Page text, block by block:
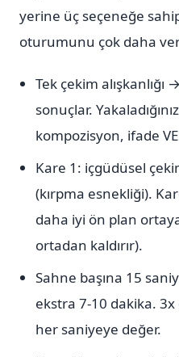
yerine üç seçeneğe
oturumunu çok daha
Tek çekim alışkanlığı
sonuçlar.
kompozisyon, ifade
Kare 1: içgüdüsel
(kırpma esnekliği).
daha iyi ön plan ortaya
ortadan kaldırır).
Sahne başına 15
ekstra 7-10 dakika.
her saniyeye değer.